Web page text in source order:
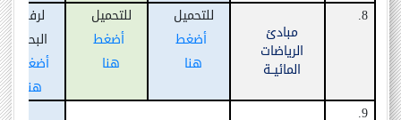
8.
مبادئ
الرياضات
المائيــة
للتحميل
أضغط
هنا
للتحميل
أضغط
هنا
لرفع
البحث
أضغط
هنا
9.